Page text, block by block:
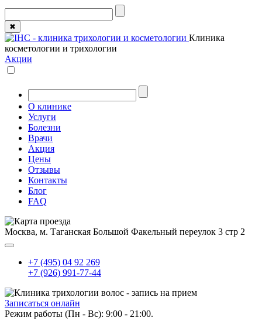
✖
Клиника
косметологии и трихологии
Акции
О клинике
Услуги
Болезни
Врачи
Акция
Цены
Отзывы
Контакты
Блог
FAQ
Москва, м. Таганская Большой Факельный переулок 3 стр 2
+7 (495) 04 92 269
+7 (926) 991-77-44
Записаться онлайн
Режим работы (Пн - Вс): 9:00 - 21:00.